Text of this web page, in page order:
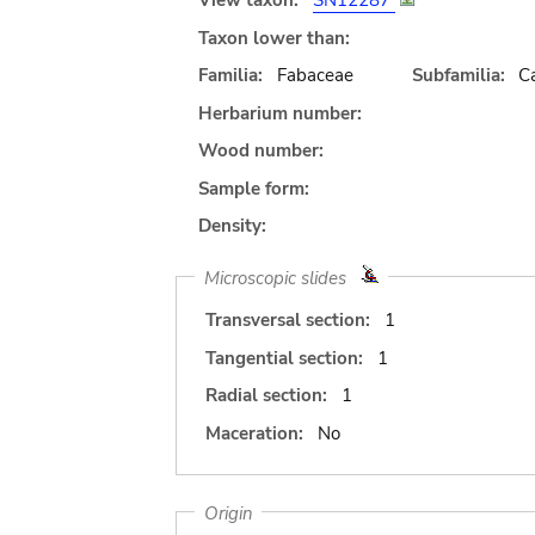
Taxon lower than:
Familia:
Fabaceae Subfamilia:
Herbarium number:
Wood number:
Sample form:
Density:
Microscopic slides
Transversal section:
1
Tangential section:
1
Radial section:
1
Maceration:
No
Origin